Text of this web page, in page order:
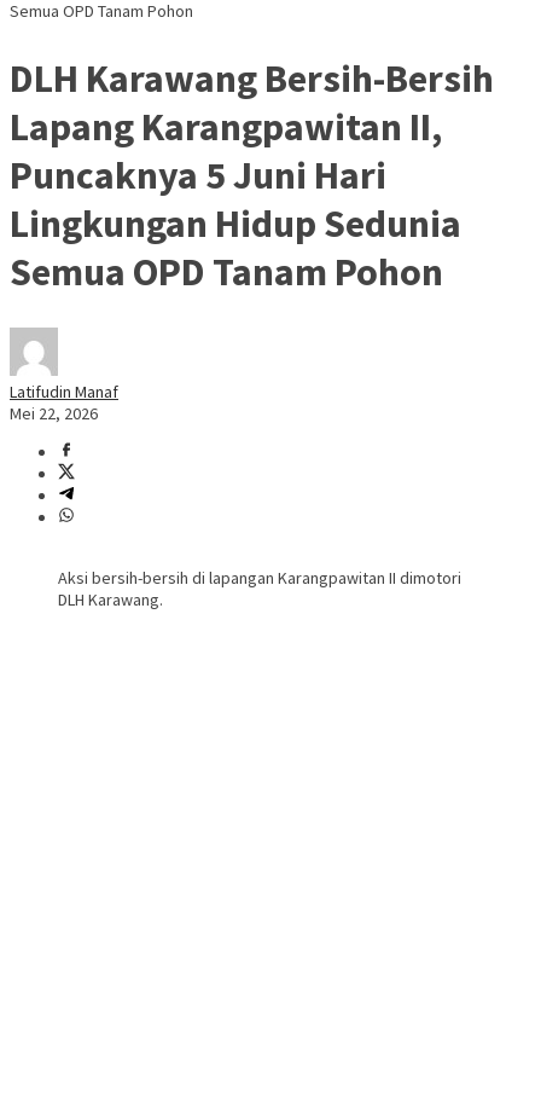
Semua OPD Tanam Pohon
DLH Karawang Bersih-Bersih
Lapang Karangpawitan II,
Puncaknya 5 Juni Hari
Lingkungan Hidup Sedunia
Semua OPD Tanam Pohon
Latifudin Manaf
Mei 22, 2026
Aksi bersih-bersih di lapangan Karangpawitan II dimotori
DLH Karawang.